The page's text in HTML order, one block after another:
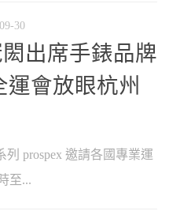
30
出席手錶品牌
運會放眼杭州
列 prospex 邀請各國專業運
至...